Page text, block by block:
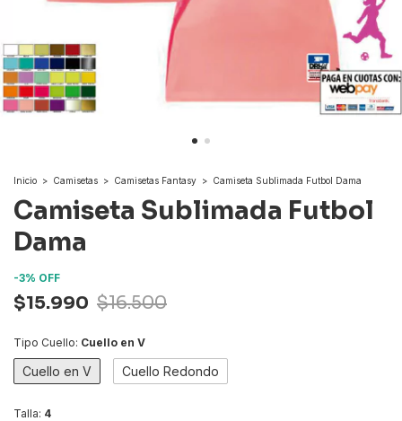
Inicio > Camisetas > Camisetas Fantasy > Camiseta Sublimada Futbol Dama
Camiseta Sublimada Futbol
Dama
-3% OFF
$15.990 $16.500
Tipo Cuello: Cuello en V
Cuello en V Cuello Redondo
Talla: 4